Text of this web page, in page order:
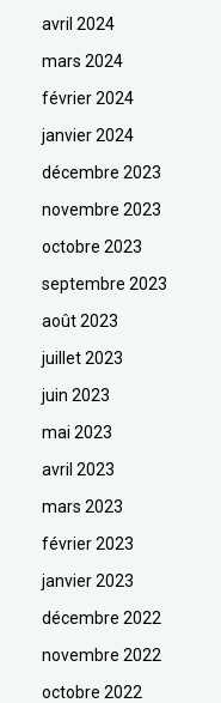
avril 2024
mars 2024
février 2024
janvier 2024
décembre 2023
novembre 2023
octobre 2023
septembre 2023
août 2023
juillet 2023
juin 2023
mai 2023
avril 2023
mars 2023
février 2023
janvier 2023
décembre 2022
novembre 2022
octobre 2022